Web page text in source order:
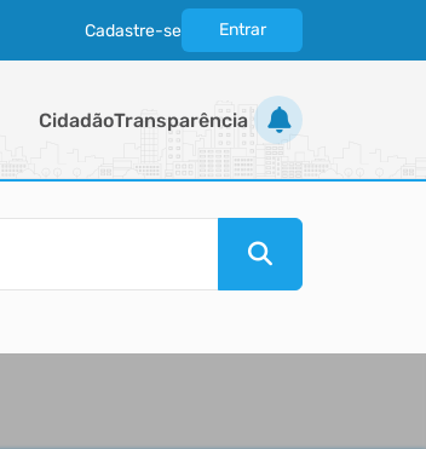
Cadastre-se Entrar
CidadãoTransparência